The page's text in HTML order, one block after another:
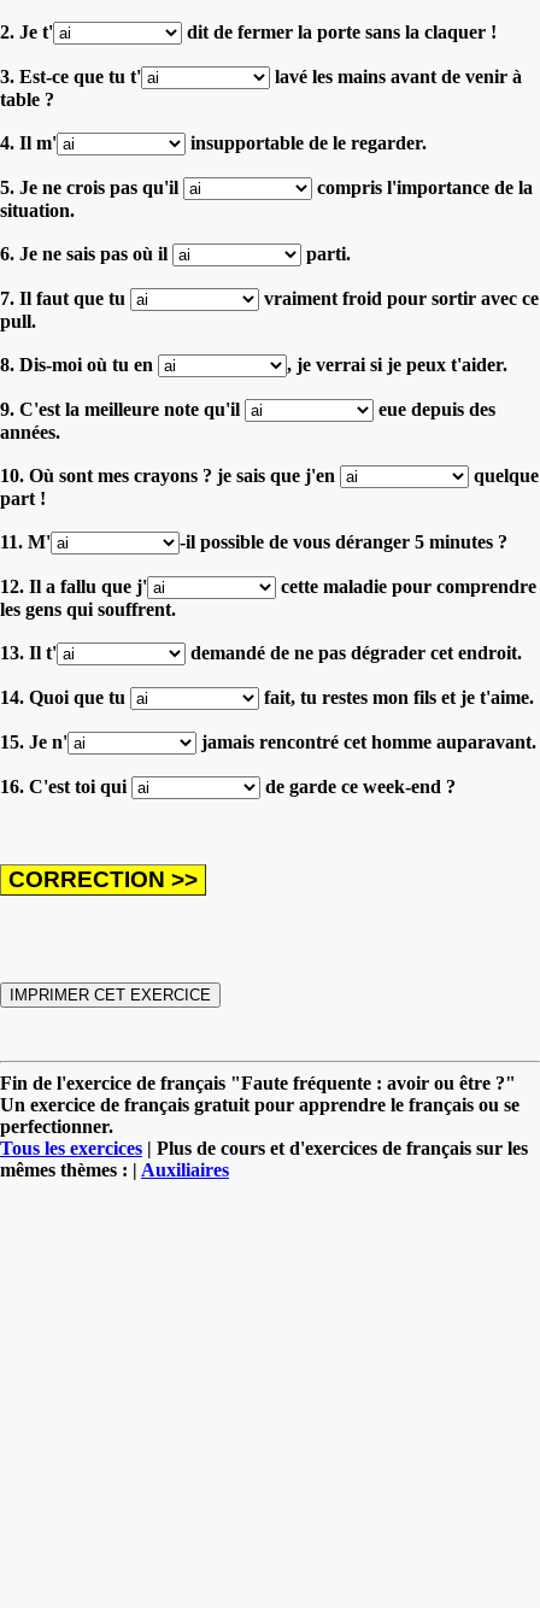
2. Je t' dit de fermer la porte sans la claquer !
3. Est-ce que tu t'
lavé les mains avant de venir à
table ?
4. Il m' insupportable de le regarder.
5. Je ne crois pas qu'il
compris l'importance de la
situation.
6. Je ne sais pas où il parti.
7. Il faut que tu
vraiment froid pour sortir avec ce
pull.
8. Dis-moi où tu en , je verrai si je peux t'aider.
9. C'est la meilleure note qu'il
eue depuis des
années.
10. Où sont mes crayons ? je sais que j'en
quelque
part !
11. M' -il possible de vous déranger 5 minutes ?
12. Il a fallu que j'
cette maladie pour comprendre
les gens qui souffrent.
13. Il t' demandé de ne pas dégrader cet endroit.
14. Quoi que tu fait, tu restes mon fils et je t'aime.
15. Je n' jamais rencontré cet homme auparavant.
16. C'est toi qui de garde ce week-end ?
Fin de l'exercice de français "Faute fréquente : avoir ou être ?"
Un exercice de français gratuit pour apprendre le français ou se
perfectionner.
Tous les exercices | Plus de cours et d'exercices de français sur les
mêmes thèmes : | Auxiliaires